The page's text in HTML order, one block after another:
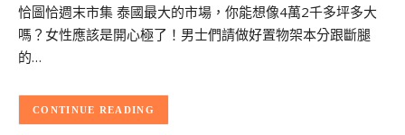
恰圖恰週末市集 泰國最大的市場，你能想像4萬2千多坪多大
嗎？女性應該是開心極了！男士們請做好置物架本分跟斷腿
的…
CONTINUE READING